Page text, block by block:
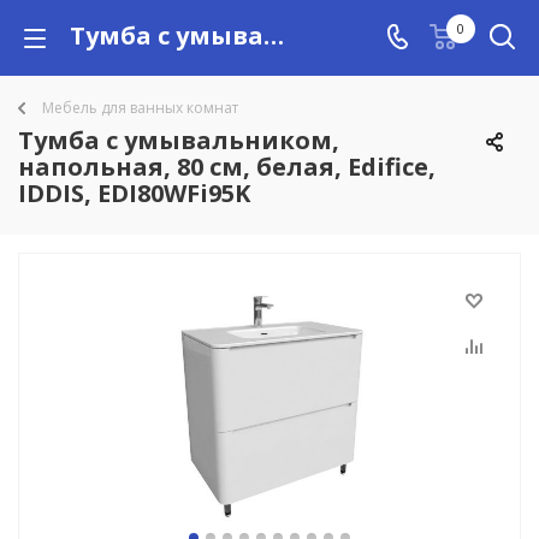
Тумба с умывальником, напольная, 80 см, белая, Edifice, IDDIS, EDI80WFi95K купить в Алматы с доставкой по Казахстану, цены 0
Мебель для ванных комнат
Тумба с умывальником,
напольная, 80 см, белая, Edifice,
IDDIS, EDI80WFi95K